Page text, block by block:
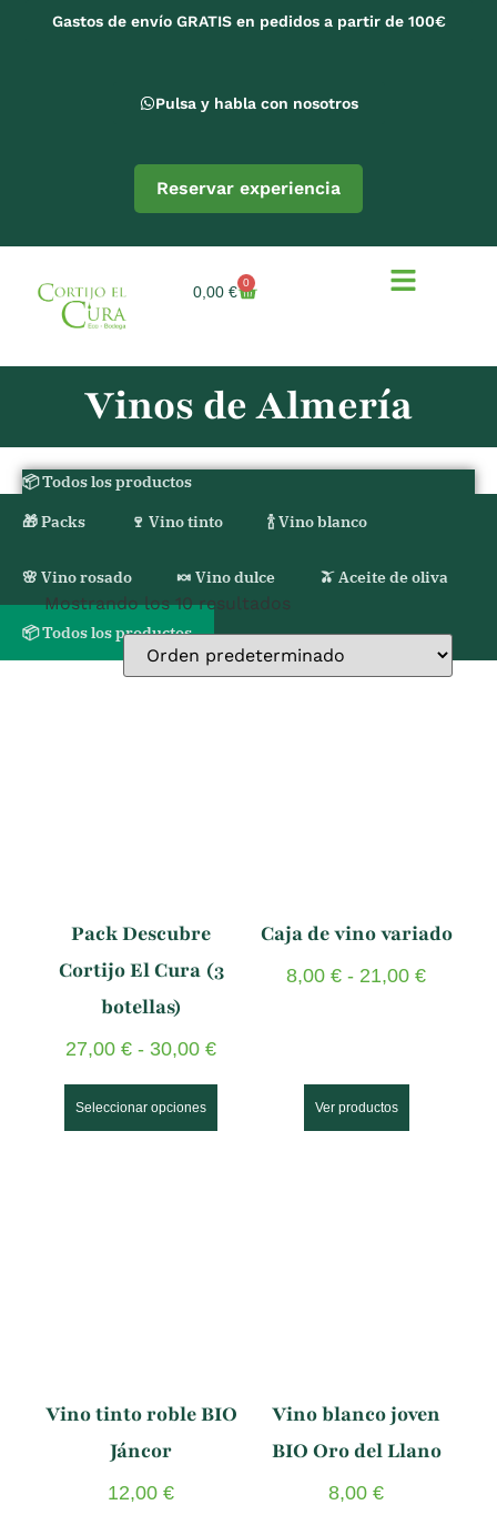
Gastos de envío GRATIS en pedidos a partir de 100€
Pulsa y habla con nosotros
Reservar experiencia
0,00 €
0
Vinos de Almería
📦 Todos los productos
🎁 Packs
🍷 Vino tinto 🍾 Vino blanco
🌸 Vino rosado 🍬 Vino dulce 🫒 Aceite de oliva
📦 Todos los productos
Mostrando los 10 resultados
Pack Descubre
Cortijo El Cura (3
botellas)
27,00 € - 30,00 €
Seleccionar opciones
Caja de vino variado
8,00 € - 21,00 €
Ver productos
Vino tinto roble BIO
Jáncor
12,00 €
Vino blanco joven
BIO Oro del Llano
8,00 €